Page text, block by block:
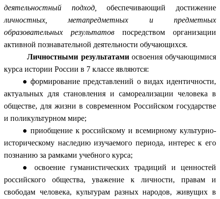
деятельностный подход,
обеспечивающий достижение
личностных, метапредметных и предметных
образовательных результатов посредством организации
активной познавательной деятельности обучающихся.
Личностными результатамиосвоения обучающимися
курса истории России в 7 классе являются:
формирование представлений о видах идентичности,
актуальных для становления и самореализации человека в
обществе, для жизни в современном Российском государстве
и поликультурном мире;
приобщение к российскому и всемирному культурно-
историческому наследию изучаемого периода, интерес к его
познанию за рамками учебного курса;
освоение гуманистических традиций и ценностей
российского общества, уважение к личности, правам и
свободам человека, культурам разных народов, живущих в